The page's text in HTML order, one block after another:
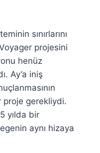
sınırlarını
projesini
henüz
Ay’a iniş
proje gerekliydi.
yılda bir
aynı hizaya